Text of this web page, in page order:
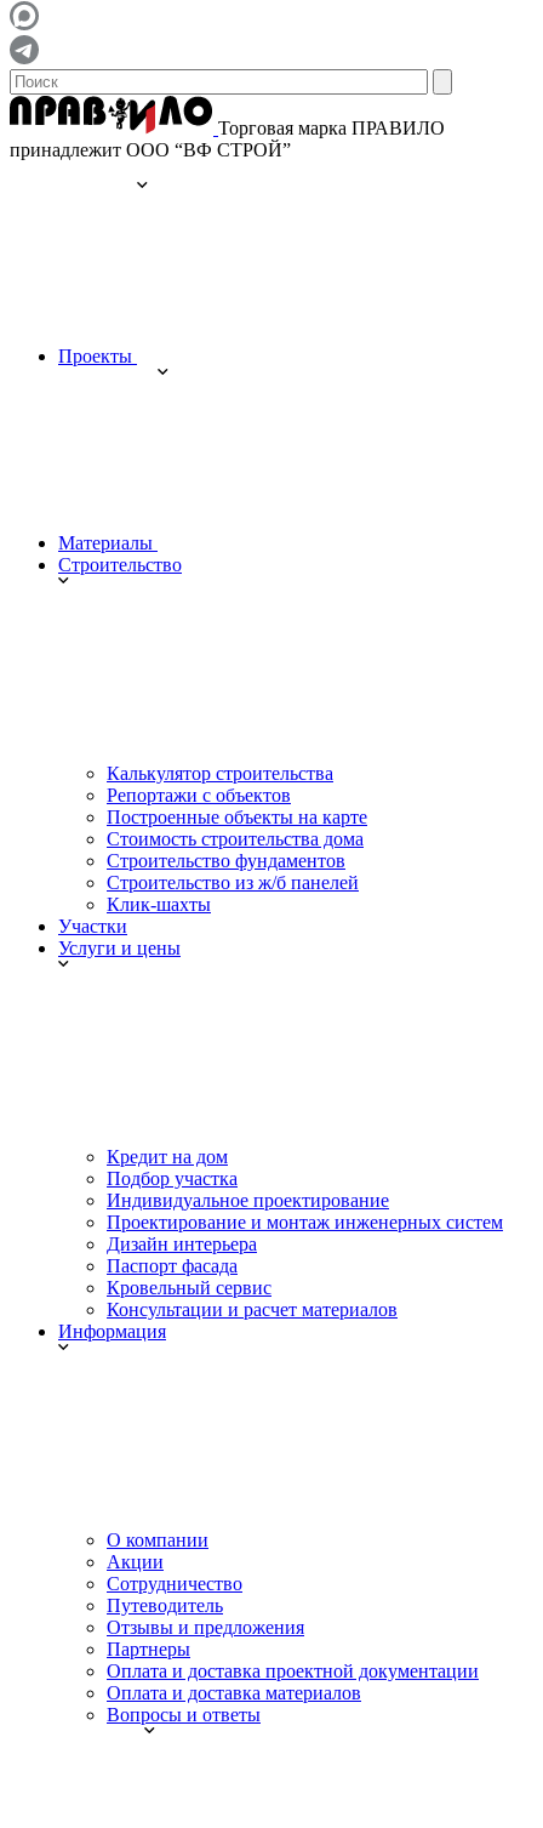
Торговая марка ПРАВИЛО
принадлежит ООО “ВФ СТРОЙ”
Проекты
Материалы
Строительство
Калькулятор строительства
Репортажи с объектов
Построенные объекты на карте
Стоимость строительства дома
Строительство фундаментов
Строительство из ж/б панелей
Клик-шахты
Участки
Услуги и цены
Кредит на дом
Подбор участка
Индивидуальное проектирование
Проектирование и монтаж инженерных систем
Дизайн интерьера
Паспорт фасада
Кровельный сервис
Консультации и расчет материалов
Информация
О компании
Акции
Сотрудничество
Путеводитель
Отзывы и предложения
Партнеры
Оплата и доставка проектной документации
Оплата и доставка материалов
Вопросы и ответы